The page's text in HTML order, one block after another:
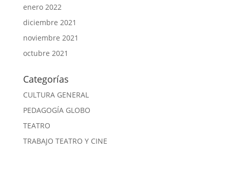
enero 2022
diciembre 2021
noviembre 2021
octubre 2021
Categorías
CULTURA GENERAL
PEDAGOGÍA GLOBO
TEATRO
TRABAJO TEATRO Y CINE